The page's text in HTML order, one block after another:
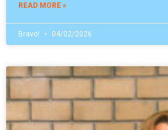
READ MORE »
Bravo! 04/02/2026